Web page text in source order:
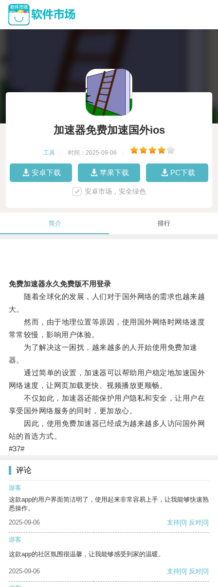
加速器免费加速国外ios
工具 时间：2025-09-06
安卓下载 苹果下载 PC下载
安卓市场，安全绿色
简介 排行
免费加速器永久免费版不用登录
随着全球化的发展，人们对于国外网络的需求也越来越
大。
然而，由于地理位置等原因，使用国外网络时网络速度
常常较慢，影响用户体验。
为了解决这一困扰，越来越多的人开始使用免费加速
器。
通过简单的设置，加速器可以帮助用户稳定地加速国外
网络速度，让网页加载更快、视频播放更顺畅。
不仅如此，加速器还能保护用户隐私和安全，让用户在
享受国外网络服务的同时，更加放心。
因此，使用免费加速器已经成为越来越多人访问国外网
站的首选方式。
#37#
评论
游客
这款app的用户界面简洁明了，使用起来非常容易上手，让我能够快速熟
悉操作。
2025-09-06
支持[0] 反对[0]
游客
这款app的社区氛围很温馨，让我能够感受到家的温暖。
2025-09-06 支持[0] 反对[0]